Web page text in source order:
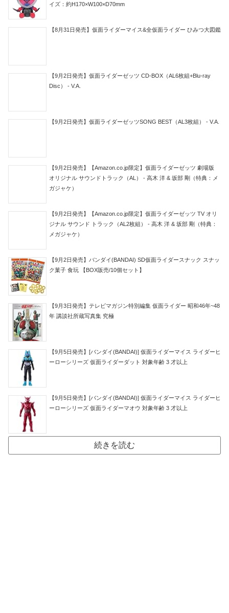
イズ：約H170×W100×D70mm
【8月31日発売】仮面ライダーマイス&全仮面ライダー ひみつ大図鑑
【9月2日発売】仮面ライダーゼッツ CD-BOX（AL6枚組+Blu-ray
Disc） - V.A.
【9月2日発売】仮面ライダーゼッツSONG BEST（AL3枚組） - V.A.
【9月2日発売】【Amazon.co.jp限定】仮面ライダーゼッツ 劇場版
オリジナル サウンドトラック（AL） - 高木 洋 & 坂部 剛（特典：メ
ガジャケ）
【9月2日発売】【Amazon.co.jp限定】仮面ライダーゼッツ TV オリ
ジナル サウンド トラック（AL2枚組） - 高木 洋 & 坂部 剛（特典：
メガジャケ）
【9月2日発売】バンダイ(BANDAI) SD仮面ライダースナック スナッ
ク菓子 食玩 【BOX販売/10個セット】
【9月3日発売】テレビマガジン特別編集 仮面ライダー 昭和46年~48
年 講談社所蔵写真集 究極
【9月5日発売】[バンダイ(BANDAI)] 仮面ライダーマイス ライダーヒ
ーローシリーズ 仮面ライダーダット 対象年齢 3 才以上
【9月5日発売】[バンダイ(BANDAI)] 仮面ライダーマイス ライダーヒ
ーローシリーズ 仮面ライダーマオウ 対象年齢 3 才以上
続きを読む